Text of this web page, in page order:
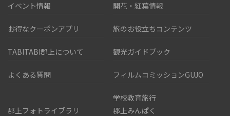
イベント情報 開花・紅葉情報
お得なクーポンアプリ 旅のお役立ちコンテンツ
TABITABI郡上について 観光ガイドブック
よくある質問 フィルムコミッションGUJO
郡上フォトライブラリ
学校教育旅行
郡上みんぱく